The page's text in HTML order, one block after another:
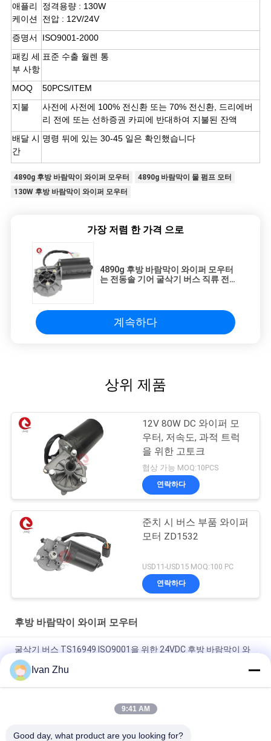
애플리
케이션
정격용량 : 130W
전압 : 12V/24V
증명서
ISO9001-2000
패킹 세
부 사항
표준 수출 월렌 통
MOQ
50PCS/ITEM
지불
사전에 사전에 100% 전신환 또는 70% 전신환, 드리에버
리 전에 또는 선하증권 카피에 반대하여 지불된 잔액
배달 시
간
명령 뒤에 있는 30-45 일은 확인했습니다
4890g 후방 바람막이 와이퍼 모우터
4890g 바람막이 물 펌프 모터
130W 후방 바람막이 와이퍼 모우터
가장 저렴 한 가격 으로
4890g 후방 바람막이 와이퍼 모우터
는 전동솔 기어 굴삭기 버스 직류 전동
계속하다
상위 제품
12V 80W DC 와이퍼 모
우터, 저속도, 과적 트럭
을 위한 고토크
협상 가능 MOQ:10PCS
연락하다
준치 시 버스 부품 와이퍼
모터 ZD1532
USD11-USD15 MOQ:100 PC
연락하다
후방 바람막이 와이퍼 모우터
굴삭기 버스 TS16949 ISO9001을 위한 24VDC 후방 바람막이 와
이퍼 모우터
고토크 70w 해양 방풍 유리 와이퍼 모터 저알피엠 12V 24VDC 기
Ivan Zhu
9:41 AM
Good day, what product are you looking for?